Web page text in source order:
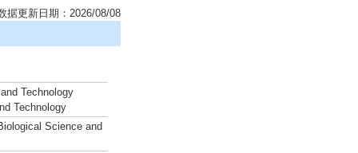
据更新日期：2026/08/08
Technology
Technology
Science and